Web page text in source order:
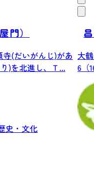
ストラ
門）
(だいがんじ)があ
)を北進し、Ｔ...
史・文化
大
6（